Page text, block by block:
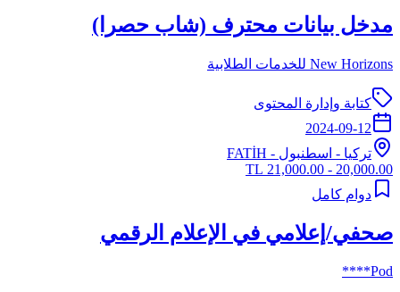
مدخل بيانات محترف (شاب حصرا)
New Horizons للخدمات الطلابية
كتابة وإدارة المحتوى
2024-09-12
تركيا - اسطنبول - FATİH
20,000.00 - 21,000.00 TL
دوام كامل
صحفي/إعلامي في الإعلام الرقمي
Pod****